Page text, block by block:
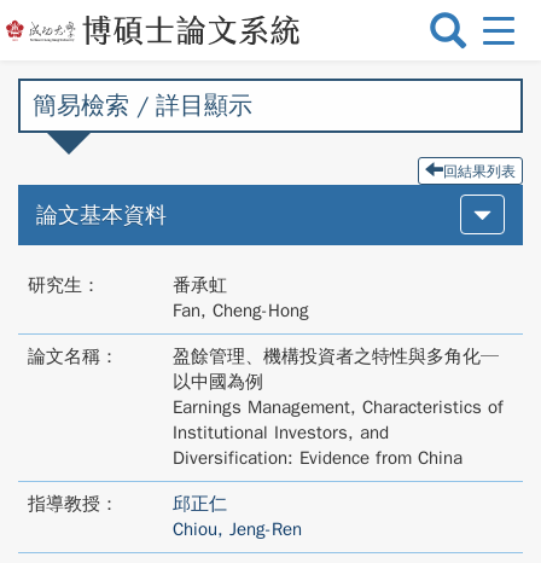
選
切
簡易檢索 / 詳目顯示
回結果列表
論文基本資料
研究生：
番承虹
Fan, Cheng-Hong
論文名稱：
盈餘管理、機構投資者之特性與多角化─
以中國為例
Earnings Management, Characteristics of
Institutional Investors, and
Diversification: Evidence from China
指導教授：
邱正仁
Chiou, Jeng-Ren